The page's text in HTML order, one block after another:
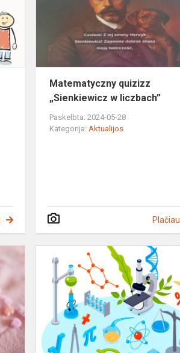
Matematyczny quizizz
„Sienkiewicz w liczbach”
Paskelbta: 2024-05-28
Kategorija:Aktualijos
Plačiau
"Słodkie
Sienkiewicza"